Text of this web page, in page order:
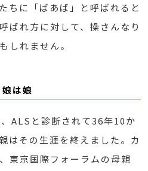
ちに「ばあば」と呼ばれると
ばれ方に対して、操さんなり
しれません。
は娘
ALSと診断されて36年10か
はその生涯を終えました。カ
東京国際フォーラムの母親